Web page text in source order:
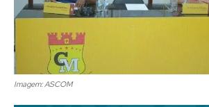
Imagem: ASCOM